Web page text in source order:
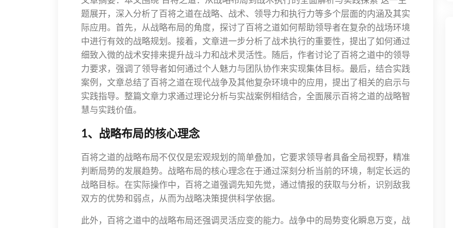
题展开，深入分析了百将之道在战略、战术、领导力和执行力等多个层面的内涵及其实
际应用。首先，从战略布局的角度，探讨了百将之道如何帮助领导者在复杂的战场环境
中进行有效的战略规划。接着，文章进一步分析了战术执行的重要性，提出了如何通过
细致入微的战术安排来提升战斗力和战术灵活性。随后，作者讨论了百将之道中的领导
力要求，强调了领导者如何通过个人魅力与团队协作来实现集体目标。最后，结合实践
案例，文章总结了百将之道在现代战争及其他复杂环境中的应用，提出了相关的启示与
实践指导。整篇文章力求通过理论分析与实战案例相结合，全面展示百将之道的战略智
慧与实践价值。
1、战略布局的核心理念
百将之道的战略布局不仅仅是宏观规划的简单叠加，它要求领导者具备全局视野，精准
判断局势的发展趋势。战略布局的核心理念在于通过深刻分析当前的环境，制定长远的
战略目标。在实际操作中，百将之道强调先知先觉，通过情报的获取与分析，识别敌我
双方的优势和弱点，从而为战略决策提供科学依据。
此外，百将之道中的战略布局还强调灵活应变的能力。战争中的局势变化瞬息万变，战